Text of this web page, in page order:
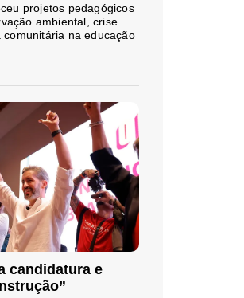
projetos pedagógicos
ambiental, crise
comunitária na educação
candidatura e